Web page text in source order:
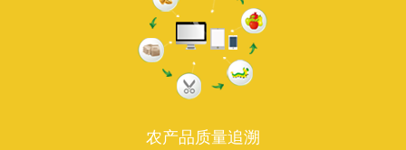
农产品质量追溯